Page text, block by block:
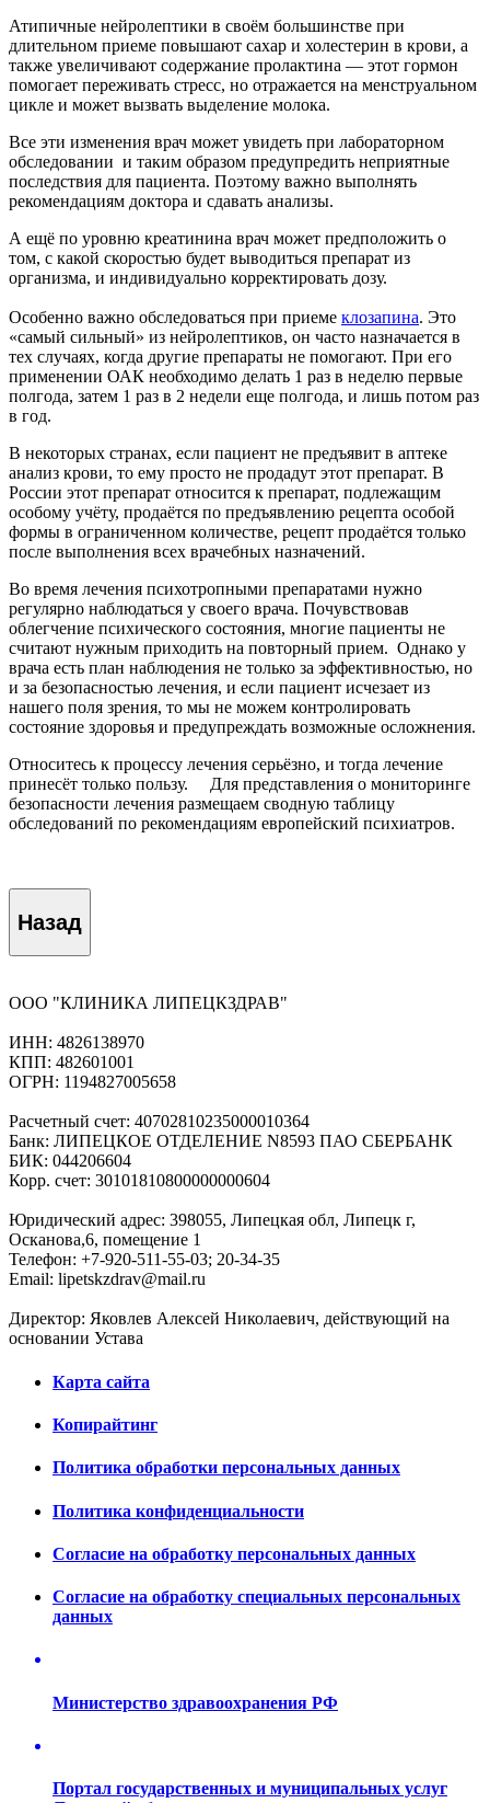
Атипичные нейролептики в своём большинстве при
длительном приеме повышают сахар и холестерин в крови, а
также увеличивают содержание пролактина — этот гормон
помогает переживать стресс, но отражается на менструальном
цикле и может вызвать выделение молока.
Все эти изменения врач может увидеть при лабораторном
обследовании и таким образом предупредить неприятные
последствия для пациента. Поэтому важно выполнять
рекомендациям доктора и сдавать анализы.
А ещё по уровню креатинина врач может предположить о
том, с какой скоростью будет выводиться препарат из
организма, и индивидуально корректировать дозу.
Особенно важно обследоваться при приеме клозапина. Это
«самый сильный» из нейролептиков, он часто назначается в
тех случаях, когда другие препараты не помогают. При его
применении ОАК необходимо делать 1 раз в неделю первые
полгода, затем 1 раз в 2 недели еще полгода, и лишь потом раз
в год.
В некоторых странах, если пациент не предъявит в аптеке
анализ крови, то ему просто не продадут этот препарат. В
России этот препарат относится к препарат, подлежащим
особому учёту, продаётся по предъявлению рецепта особой
формы в ограниченном количестве, рецепт продаётся только
после выполнения всех врачебных назначений.
Во время лечения психотропными препаратами нужно
регулярно наблюдаться у своего врача. Почувствовав
облегчение психического состояния, многие пациенты не
считают нужным приходить на повторный прием. Однако у
врача есть план наблюдения не только за эффективностью, но
и за безопасностью лечения, и если пациент исчезает из
нашего поля зрения, то мы не можем контролировать
состояние здоровья и предупреждать возможные осложнения.
Относитесь к процессу лечения серьёзно, и тогда лечение
принесёт только пользу. Для представления о мониторинге
безопасности лечения размещаем сводную таблицу
обследований по рекомендациям европейский психиатров.
Назад
ООО "КЛИНИКА ЛИПЕЦКЗДРАВ"
ИНН: 4826138970
КПП: 482601001
ОГРН: 1194827005658
Расчетный счет: 40702810235000010364
Банк: ЛИПЕЦКОЕ ОТДЕЛЕНИЕ N8593 ПАО СБЕРБАНК
БИК: 044206604
Корр. счет: 30101810800000000604
Юридический адрес: 398055, Липецкая обл, Липецк г,
Осканова,6, помещение 1
Телефон: +7-920-511-55-03; 20-34-35
Email: lipetskzdrav@mail.ru
Директор: Яковлев Алексей Николаевич, действующий на
основании Устава
Карта сайта
Копирайтинг
Политика обработки персональных данных
Политика конфиденциальности
Согласие на обработку персональных данных
Согласие на обработку специальных персональных
данных
Министерство здравоохранения РФ
Портал государственных и муниципальных услуг